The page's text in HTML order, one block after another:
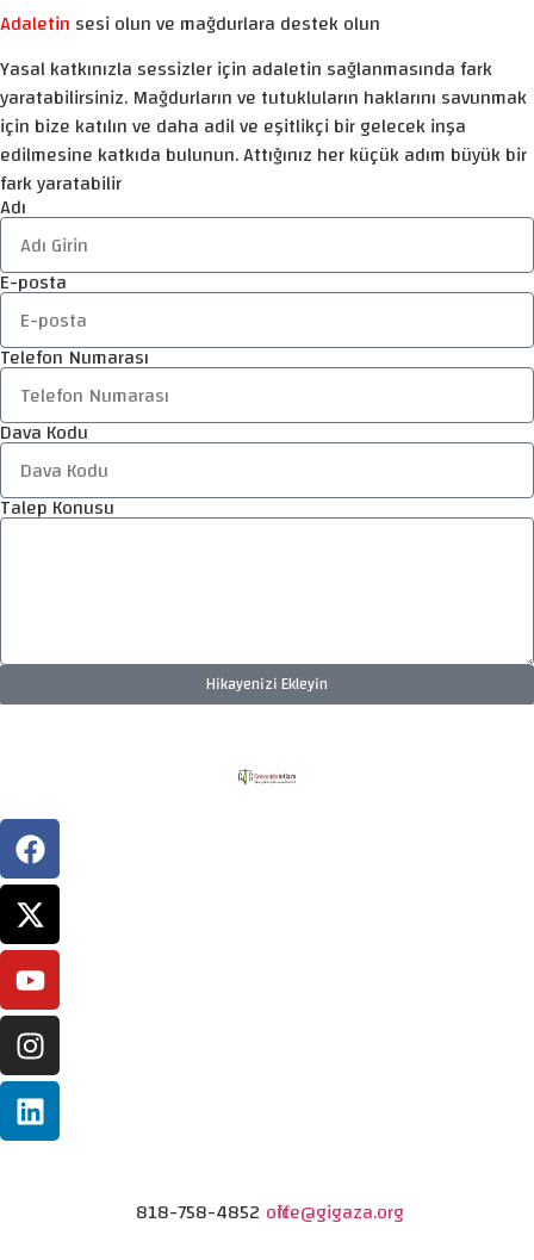
Adaletin sesi olun ve mağdurlara destek olun
Yasal katkınızla sessizler için adaletin sağlanmasında fark
yaratabilirsiniz. Mağdurların ve tutukluların haklarını savunmak
için bize katılın ve daha adil ve eşitlikçi bir gelecek inşa
edilmesine katkıda bulunun. Attığınız her küçük adım büyük bir
fark yaratabilir
Adı
E-posta
Telefon Numarası
Dava Kodu
Talep Konusu
Hikayenizi Ekleyin
818-758-4852 office@gigaza.org